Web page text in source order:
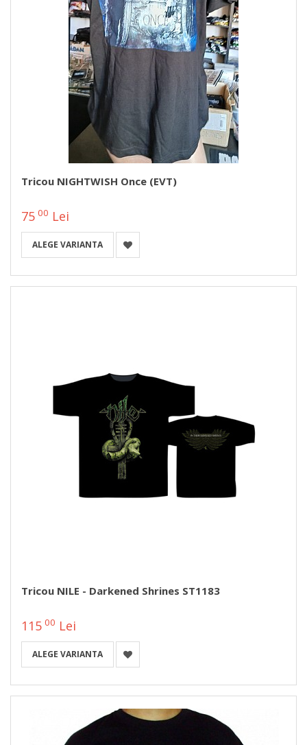
Tricou NIGHTWISH Once (EVT)
75 00 Lei
ALEGE VARIANTA
Tricou NILE - Darkened Shrines ST1183
115 00 Lei
ALEGE VARIANTA